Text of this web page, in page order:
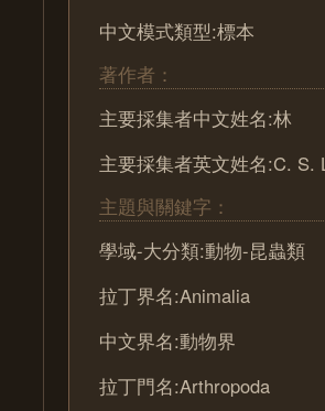
中文模式類型:標本
著作者：
主要採集者中文姓名:林
主要採集者英文姓名:C. S.
主題與關鍵字：
學域-大分類:動物-昆蟲類
拉丁界名:Animalia
中文界名:動物界
拉丁門名:Arthropoda